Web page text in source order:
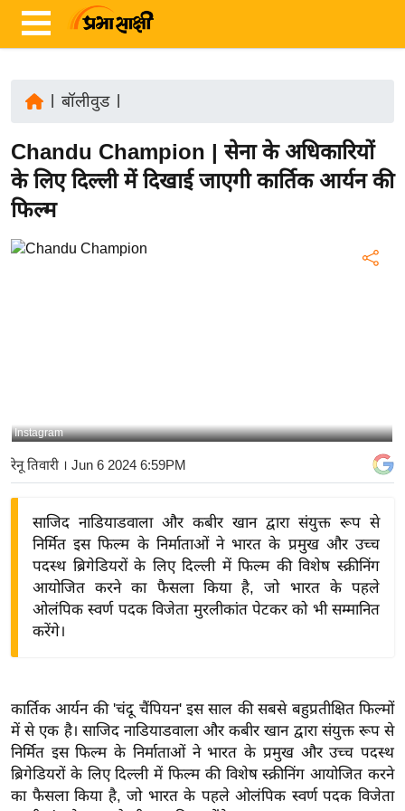
ज़ा
ख
ब
र
रा
य
बि
ज़
वि
शे
ष
ज्ञ
रा
बॉलीवुड|
Chandu Champion | सेना के अधिकारियों
के लिए दिल्ली में दिखाई जाएगी कार्तिक आर्यन की
फिल्म
Instagram
रेनू तिवारी । Jun 6 2024 6:59PM
साजिद नाडियाडवाला और कबीर खान द्वारा संयुक्त रूप से
निर्मित इस फिल्म के निर्माताओं ने भारत के प्रमुख और उच्च
पदस्थ ब्रिगेडियरों के लिए दिल्ली में फिल्म की विशेष स्क्रीनिंग
आयोजित करने का फैसला किया है, जो भारत के पहले
ओलंपिक स्वर्ण पदक विजेता मुरलीकांत पेटकर को भी सम्मानित
करेंगे।
कार्तिक आर्यन की 'चंदू चैंपियन' इस साल की सबसे बहुप्रतीक्षित फिल्मों
में से एक है। साजिद नाडियाडवाला और कबीर खान द्वारा संयुक्त रूप से
निर्मित इस फिल्म के निर्माताओं ने भारत के प्रमुख और उच्च पदस्थ
ब्रिगेडियरों के लिए दिल्ली में फिल्म की विशेष स्क्रीनिंग आयोजित करने
का फैसला किया है, जो भारत के पहले ओलंपिक स्वर्ण पदक विजेता